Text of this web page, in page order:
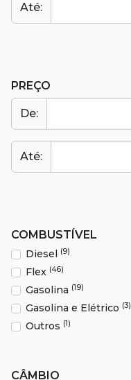
Até:
PREÇO
De:
Até:
COMBUSTÍVEL
Diesel (9)
Flex (46)
Gasolina (19)
Gasolina e Elétrico (3)
Outros (1)
CÂMBIO